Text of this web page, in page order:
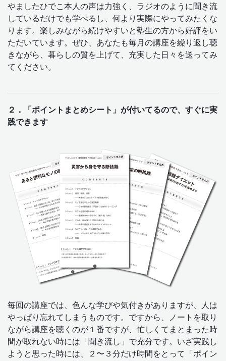
やましたひでこ本人の声は力強く、ラジオのように聞き流
しているだけでも学べるし、何より実際にやってみたくな
ります。楽しみながら続けやすいと塾生の方から好評をい
ただいています。ぜひ、あなたも毎月の講座を繰り返し聴
きながら、暮らしの質を上げて、充実した日々を送ってみ
てください。
２．「ポイントまとめシート」が付いてるので、すぐに実
践できます
毎回の講座では、色んな学びや気付きがありますが、人は
やっぱり忘れてしまうものです。ですから、ノートを取り
ながら講座を聴くのが１番ですが、忙しくてまとまった時
間が取れない時には「聞き流し」で充分です。いざ実践し
ようと思った時には、２〜３分だけ時間をとって「ポイン